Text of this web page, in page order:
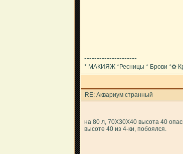
---------------------
* МАКИЯЖ *Ресницы * Брови *✿
RE: Аквариум странный
на 80 л, 70Х30Х40 высота 40
высоте 40 из 4-ки, побоялся.